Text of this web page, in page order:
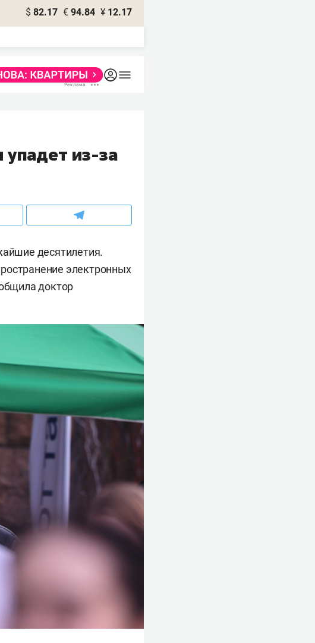
$ 82.17 € 94.84 ¥ 12.17
упадет из-за
десятилетия.
электронных
доктор